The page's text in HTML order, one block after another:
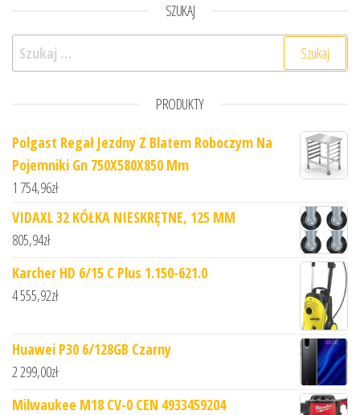
SZUKAJ
Szukaj:
PRODUKTY
Polgast Regał Jezdny Z Blatem Roboczym Na
Pojemniki Gn 750X580X850 Mm
1 754,96zł
VIDAXL 32 KÓŁKA NIESKRĘTNE, 125 MM
805,94zł
Karcher HD 6/15 C Plus 1.150-621.0
4 555,92zł
Huawei P30 6/128GB Czarny
2 299,00zł
Milwaukee M18 CV-0 CEN 4933459204